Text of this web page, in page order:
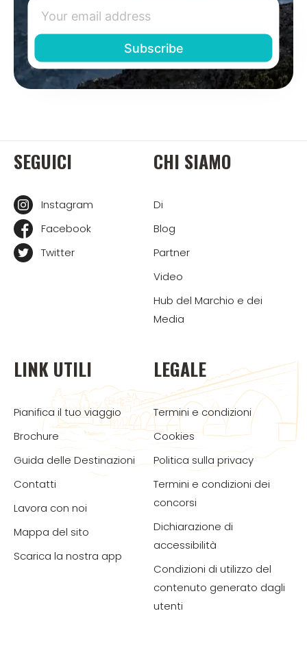
SEGUICI
Instagram
Facebook
Twitter
CHI SIAMO
Di
Blog
Partner
Video
Hub del Marchio e dei
Media
LINK UTILI
Pianifica il tuo viaggio
Brochure
Guida delle Destinazioni
Contatti
Lavora con noi
Mappa del sito
Scarica la nostra app
LEGALE
Termini e condizioni
Cookies
Politica sulla privacy
Termini e condizioni dei
concorsi
Dichiarazione di
accessibilità
Condizioni di utilizzo del
contenuto generato dagli
utenti